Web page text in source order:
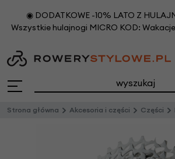
◉ DODATKOWE -10% LATO Z
Wszystkie hulajnogi MICRO KOD:
Strona główna Akcesoria i części Części